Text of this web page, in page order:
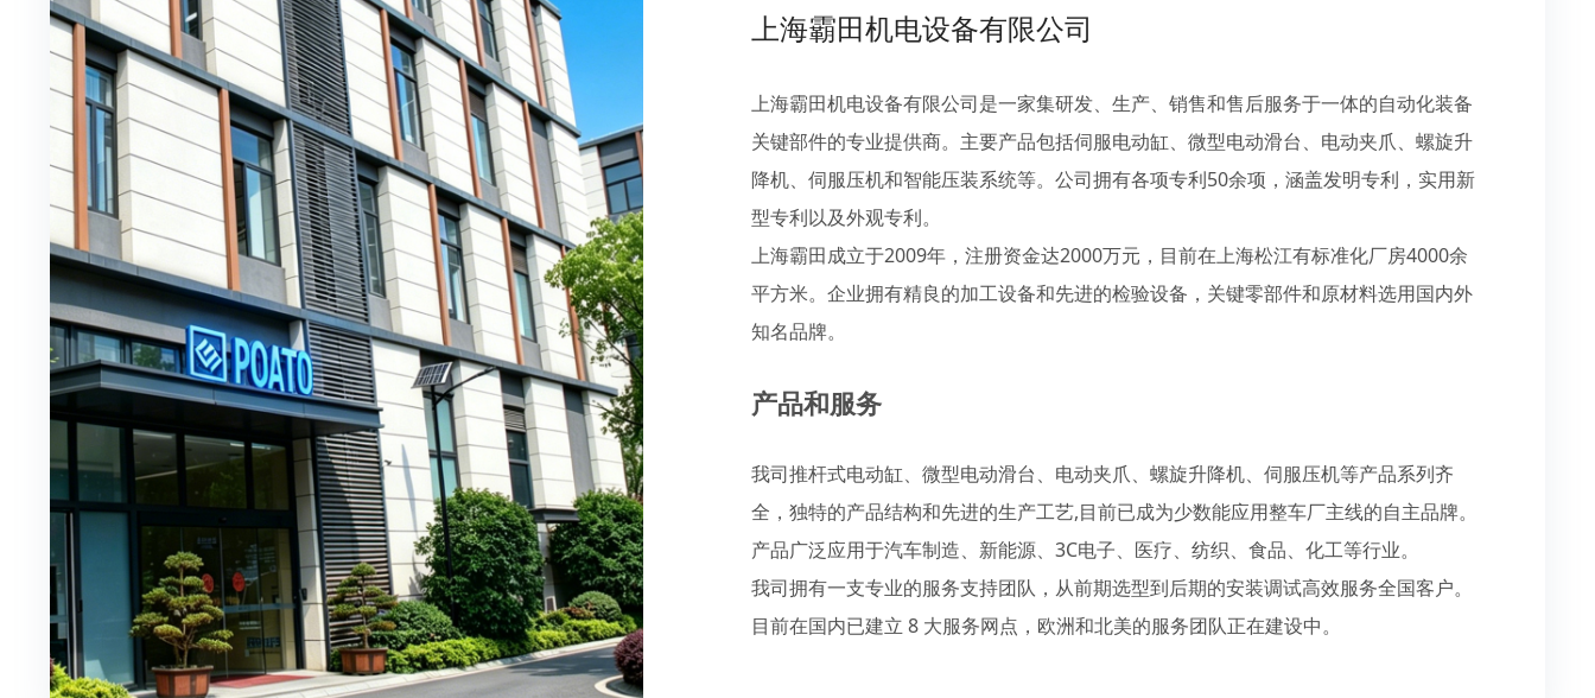
上海霸田机电设备有限公司
上海霸田机电设备有限公司是一家集研发、生产、销售和售后服务于一体的自动化装备
关键部件的专业提供商。主要产品包括伺服电动缸、微型电动滑台、电动夹爪、螺旋升
降机、伺服压机和智能压装系统等。公司拥有各项专利50余项，涵盖发明专利，实用新
型专利以及外观专利。
上海霸田成立于2009年，注册资金达2000万元，目前在上海松江有标准化厂房4000余
平方米。企业拥有精良的加工设备和先进的检验设备，关键零部件和原材料选用国内外
知名品牌。
产品和服务
我司推杆式电动缸、微型电动滑台、电动夹爪、螺旋升降机、伺服压机等产品系列齐
全，独特的产品结构和先进的生产工艺,目前已成为少数能应用整车厂主线的自主品牌。
产品广泛应用于汽车制造、新能源、3C电子、医疗、纺织、食品、化工等行业。
我司拥有一支专业的服务支持团队，从前期选型到后期的安装调试高效服务全国客户。
目前在国内已建立 8 大服务网点，欧洲和北美的服务团队正在建设中。